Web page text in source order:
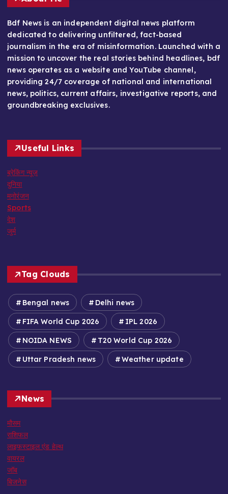
Bdf News is an independent digital news platform
dedicated to delivering unfiltered, fact-based
journalism in the era of misinformation. Launched with a
mission to uncover the real stories behind headlines, bdf
news operates as a website and YouTube channel,
providing 24/7 coverage of national and international
news, politics, current affairs, investigative reports, and
groundbreaking exclusives.
Useful Links
ब्रेकिंग न्यूज़
दुनिया
मनोरंजन
Sports
देश
जुर्म
Tag Clouds
Bengal news Delhi news
FIFA World Cup 2026 IPL 2026
NOIDA NEWS T20 World Cup 2026
Uttar Pradesh news Weather update
News
मौसम
राशिफल
लाइफस्टाइल एंड हेल्थ
वायरल
जॉब
बिजनेस